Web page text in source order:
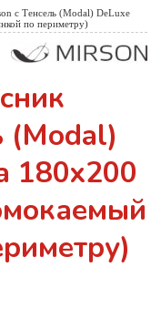
с Тенсель (Modal) DeLuxe
по периметру)
(Modal)
180x200